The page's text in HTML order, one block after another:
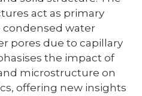
act as primary
condensed water
pores due to capillary
the impact of
microstructure on
offering new insights